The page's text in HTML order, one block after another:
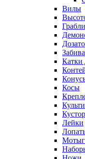
Вилы
Грабли
Катки
Косы
Лейки